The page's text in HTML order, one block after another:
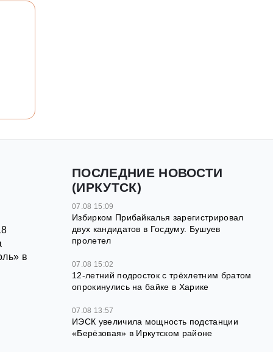
в
ПОСЛЕДНИЕ НОВОСТИ
(ИРКУТСК)
07.08 15:09
Избирком Прибайкалья зарегистрировал
двух кандидатов в Госдуму. Бушуев
пролетел
07.08 15:02
12‑летний подросток с трёхлетним братом
опрокинулись на байке в Харике
07.08 13:57
ИЭСК увеличила мощность подстанции
«Берёзовая» в Иркутском районе